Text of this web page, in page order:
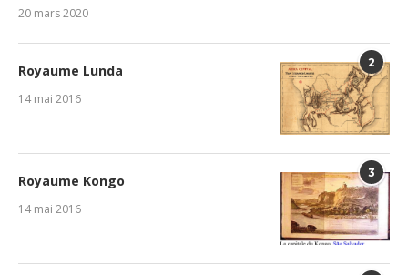
20 mars 2020
2
Royaume Lunda
14 mai 2016
3
Royaume Kongo
14 mai 2016